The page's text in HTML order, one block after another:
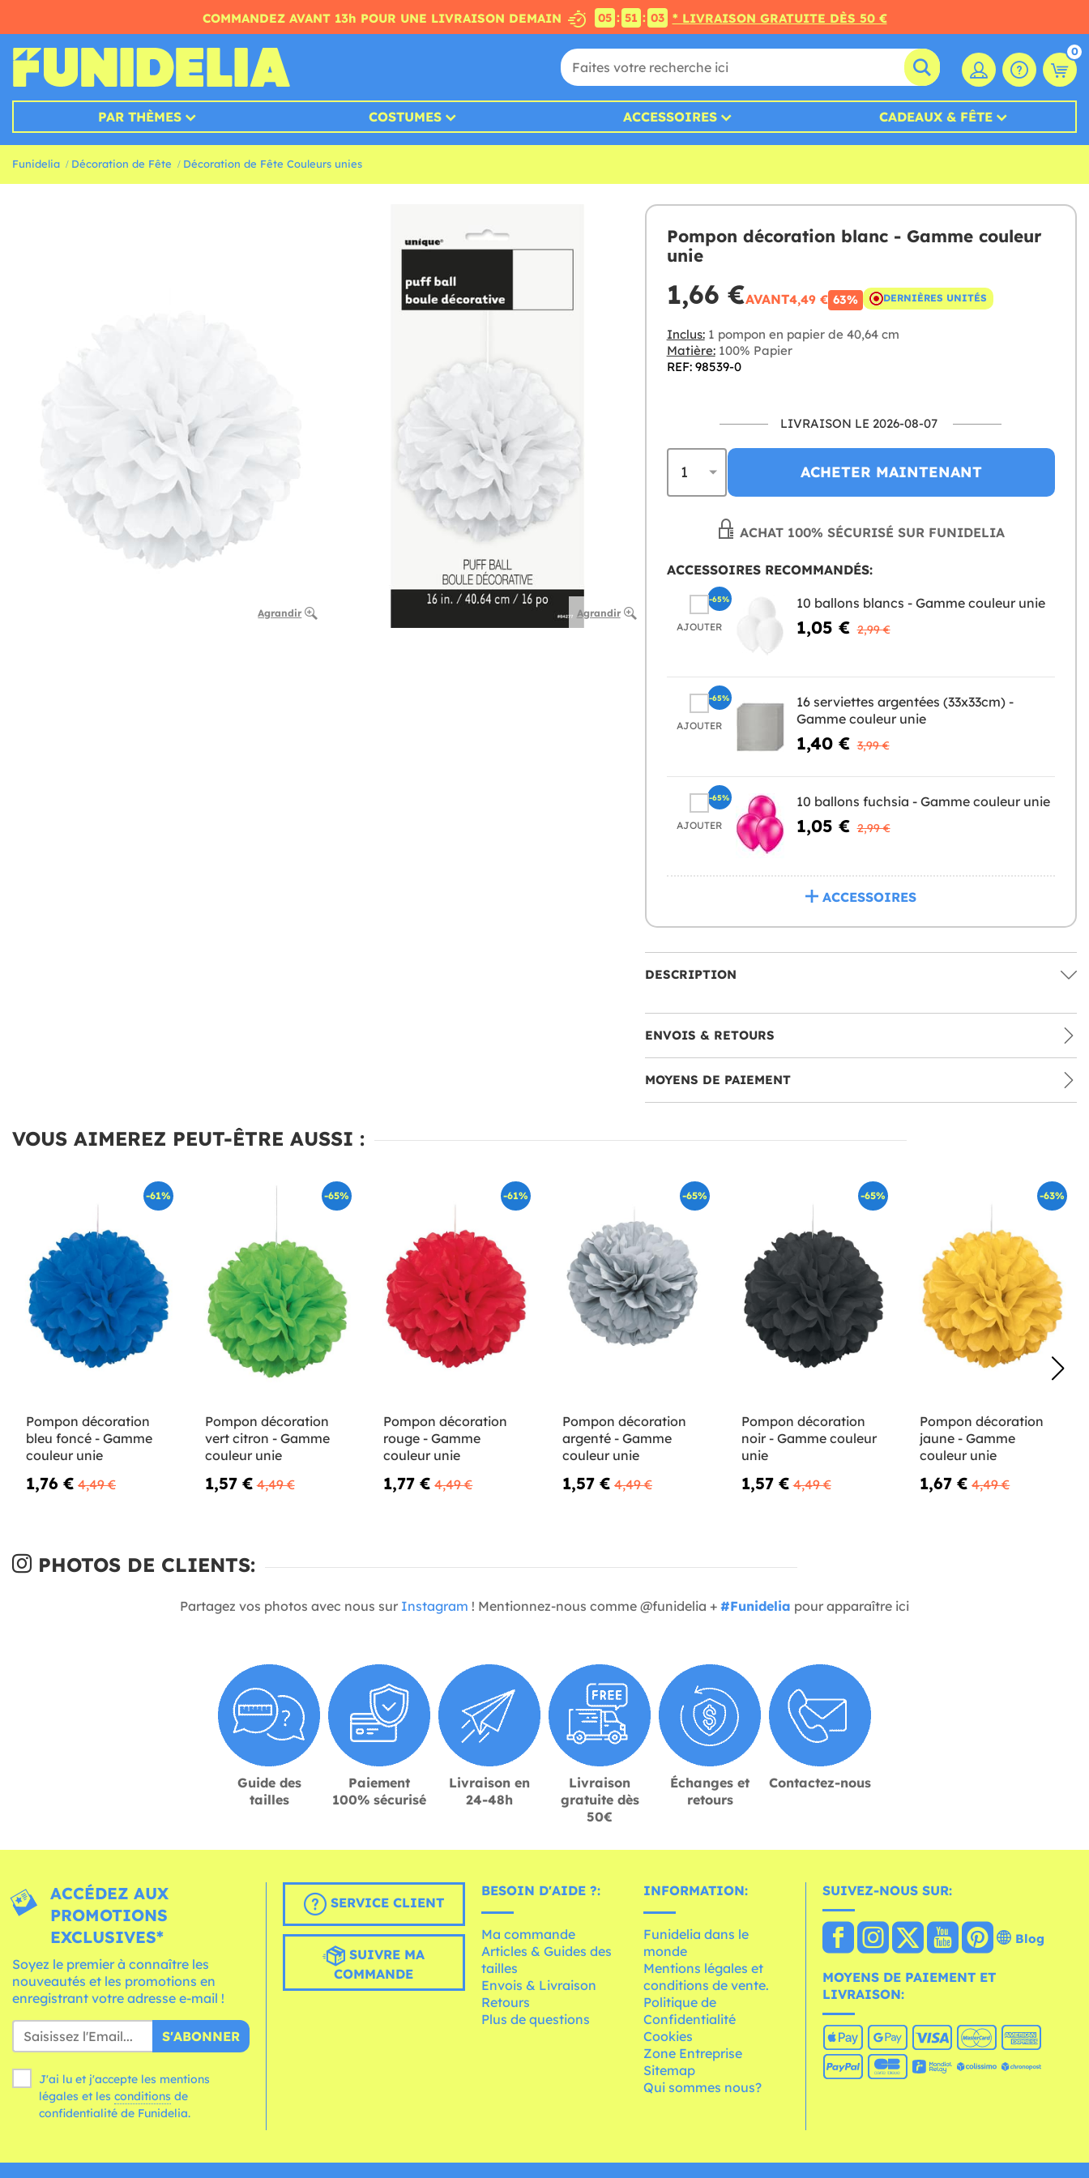
COMMANDEZ AVANT 13h POUR UNE LIVRAISON DEMAIN 05 : 51 : 02 * LIVRAISON GRATUITE DÈS 50 €
0
PAR THÈMES COSTUMES ACCESSOIRES CADEAUX & FÊTE
Funidelia Décoration de Fête Décoration de Fête Couleurs unies
Agrandir Agrandir
Pompon décoration blanc - Gamme couleur
unie
1,66 €AVANT4,49 € 63% DERNIÈRES UNITÉS
Inclus:1 pompon en papier de 40,64 cm
Matière:100% Papier
REF: 98539-0
LIVRAISON LE 2026-08-07
ACHETER MAINTENANT
ACHAT 100% SÉCURISÉ SUR FUNIDELIA
ACCESSOIRES RECOMMANDÉS:
AJOUTER
10 ballons blancs - Gamme couleur unie
1,05 € 2,99 €
-65%
AJOUTER
16 serviettes argentées (33x33cm) -
Gamme couleur unie
1,40 € 3,99 €
-65%
AJOUTER
10 ballons fuchsia - Gamme couleur unie
1,05 € 2,99 €
-65%
ACCESSOIRES
DESCRIPTION
ENVOIS & RETOURS
MOYENS DE PAIEMENT
VOUS AIMEREZ PEUT-ÊTRE AUSSI :
-61%
Pompon décoration
bleu foncé - Gamme
couleur unie
1,76 € 4,49 €
-65%
Pompon décoration
vert citron - Gamme
couleur unie
1,57 € 4,49 €
-61%
Pompon décoration
rouge - Gamme
couleur unie
1,77 € 4,49 €
-65%
Pompon décoration
argenté - Gamme
couleur unie
1,57 € 4,49 €
-65%
Pompon décoration
noir - Gamme couleur
unie
1,57 € 4,49 €
-63%
Pompon décoration
jaune - Gamme
couleur unie
1,67 € 4,49 €
PHOTOS DE CLIENTS:
Partagez vos photos avec nous sur Instagram ! Mentionnez-nous comme @funidelia + #Funidelia pour apparaître ici
Guide des
tailles
Paiement
100% sécurisé
Livraison en
24-48h
Livraison
gratuite dès
50€
Échanges et
retours
Contactez-nous
ACCÉDEZ AUX
PROMOTIONS
EXCLUSIVES*
Soyez le premier à connaître les
nouveautés et les promotions en
enregistrant votre adresse e-mail !
S'ABONNER
J'ai lu et j'accepte les mentions
légales et les conditions
confidentialité de Funidelia.
SERVICE CLIENT
SUIVRE MA
COMMANDE
BESOIN D'AIDE ?:
Ma commande
Articles & Guides des
tailles
Envois & Livraison
Retours
Plus de questions
INFORMATION:
Funidelia dans le
monde
Mentions légales et
conditions de vente.
Politique de
Confidentialité
Cookies
Zone Entreprise
Sitemap
Qui sommes nous?
SUIVEZ-NOUS SUR:
Blog
MOYENS DE PAIEMENT ET
LIVRAISON: